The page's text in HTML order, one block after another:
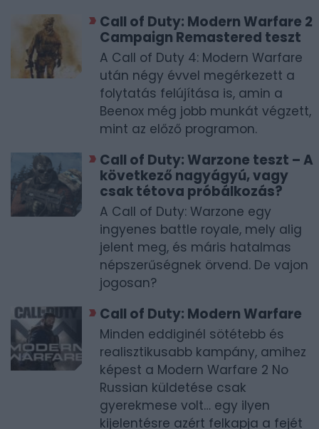
Call of Duty: Modern Warfare 2
Campaign Remastered teszt
A Call of Duty 4: Modern Warfare
után négy évvel megérkezett a
folytatás felújítása is, amin a
Beenox még jobb munkát végzett,
mint az előző programon.
Call of Duty: Warzone teszt – A
következő nagyágyú, vagy
csak tétova próbálkozás?
A Call of Duty: Warzone egy
ingyenes battle royale, mely alig
jelent meg, és máris hatalmas
népszerűségnek örvend. De vajon
jogosan?
Call of Duty: Modern Warfare
Minden eddiginél sötétebb és
realisztikusabb kampány, amihez
képest a Modern Warfare 2 No
Russian küldetése csak
gyerekmese volt… egy ilyen
kijelentésre azért felkapja a fejét